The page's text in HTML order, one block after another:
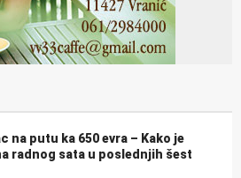
na putu ka 650 evra – Kako je
radnog sata u poslednjih šest